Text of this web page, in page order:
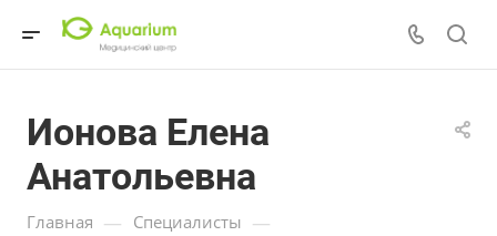
Ионова Елена
Анатольевна
Главная — Специалисты —